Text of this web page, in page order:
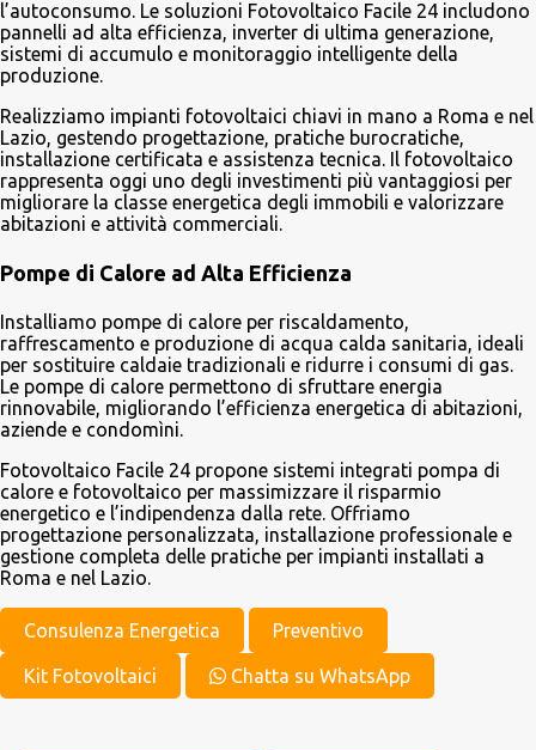
l’autoconsumo. Le soluzioni Fotovoltaico Facile 24 includono
pannelli ad alta efficienza, inverter di ultima generazione,
sistemi di accumulo e monitoraggio intelligente della
produzione.
Realizziamo impianti fotovoltaici chiavi in mano a Roma e nel
Lazio, gestendo progettazione, pratiche burocratiche,
installazione certificata e assistenza tecnica. Il fotovoltaico
rappresenta oggi uno degli investimenti più vantaggiosi per
migliorare la classe energetica degli immobili e valorizzare
abitazioni e attività commerciali.
Pompe di Calore ad Alta Efficienza
Installiamo pompe di calore per riscaldamento,
raffrescamento e produzione di acqua calda sanitaria, ideali
per sostituire caldaie tradizionali e ridurre i consumi di gas.
Le pompe di calore permettono di sfruttare energia
rinnovabile, migliorando l’efficienza energetica di abitazioni,
aziende e condomìni.
Fotovoltaico Facile 24 propone sistemi integrati pompa di
calore e fotovoltaico per massimizzare il risparmio
energetico e l’indipendenza dalla rete. Offriamo
progettazione personalizzata, installazione professionale e
gestione completa delle pratiche per impianti installati a
Roma e nel Lazio.
Consulenza Energetica Preventivo
Kit Fotovoltaici Chatta su WhatsApp